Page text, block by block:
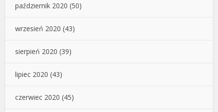
październik 2020 (50)
wrzesień 2020 (43)
sierpień 2020 (39)
lipiec 2020 (43)
czerwiec 2020 (45)